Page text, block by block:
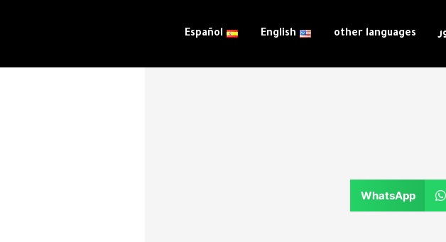
other languages
English
Español
WhatsApp